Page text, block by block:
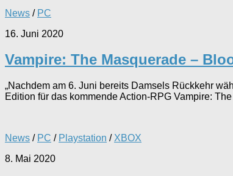
News / PC
16. Juni 2020
Vampire: The Masquerade –
„Nachdem am 6. Juni bereits Damsels Rückkehr
Edition für das kommende Action-RPG Vampire:
News / PC / Playstation / XBOX
8. Mai 2020